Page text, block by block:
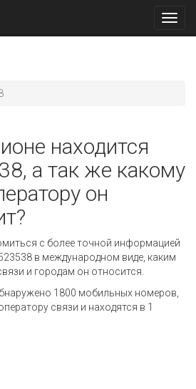
находится
а так же какому
он
с более точной информацией
в международном виде, каким
и городам он относится.
1800 мобильных номеров,
связи и находятся в 1